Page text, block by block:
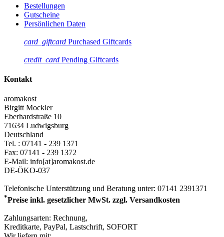
Bestellungen
Gutscheine
Persönlichen Daten
card_giftcard Purchased Giftcards
credit_card Pending Giftcards
Kontakt
aromakost
Birgitt Mockler
Eberhardstraße 10
71634 Ludwigsburg
Deutschland
Tel. : 07141 - 239 1371
Fax: 07141 - 239 1372
E-Mail: info[at]aromakost.de
DE-ÖKO-037
Telefonische Unterstützung und Beratung unter: 07141 2391371
*Preise inkl. gesetzlicher MwSt. zzgl. Versandkosten
Zahlungsarten: Rechnung,
Kreditkarte, PayPal, Lastschrift, SOFORT